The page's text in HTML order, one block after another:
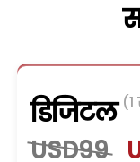
डिजिटल
USD99